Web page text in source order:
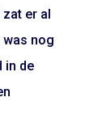
zat er al
was nog
in de